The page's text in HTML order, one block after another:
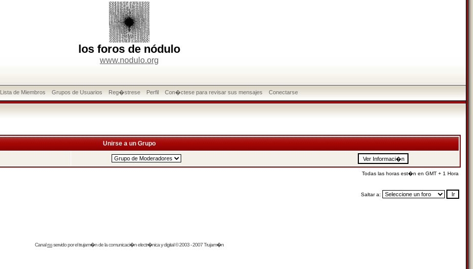
los foros de nódulo
www.nodulo.org
Lista de Miembros Grupos de Usuarios Reg�strese Perfil Con�ctese para revisar sus mensajes Conectarse
Unirse a un Grupo
Todas las horas est�n en GMT + 1 Hora
Saltar a:
Canalrssservido por eltrujam�nde la comunicaci�n electr�nica y digital © 2003 - 2007 Trujam�n